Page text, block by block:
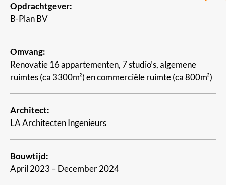
Opdrachtgever:
B-Plan BV
Omvang:
Renovatie 16 appartementen, 7 studio’s, algemene
ruimtes (ca 3300m²) en commerciële ruimte (ca 800m²)
Architect:
LA Architecten Ingenieurs
Bouwtijd:
April 2023 – December 2024